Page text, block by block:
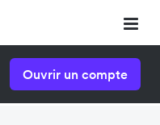
Ouvrir un compte